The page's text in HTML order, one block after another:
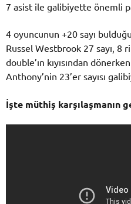
7 asist ile galibiyette önemli
4 oyuncunun +20 sayı bulduğu
Russel Westbrook 27 sayı, 8
double’ın kıyısından
Anthony’nin 23’er sayısı
İşte müthiş karşılaşmanın